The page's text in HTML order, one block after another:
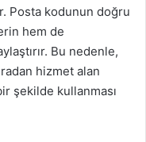
Posta kodunun doğru
hem de
Bu nedenle,
hizmet alan
şekilde kullanması